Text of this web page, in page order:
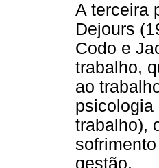
A terceira
Dejours
Codo e
trabalho,
ao
psicologia
trabalho),
gestão.